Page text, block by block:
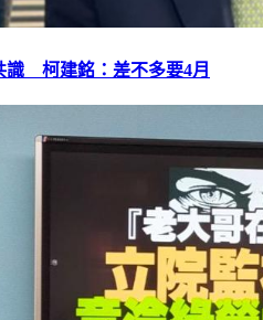
識 柯建銘：差不多要4月